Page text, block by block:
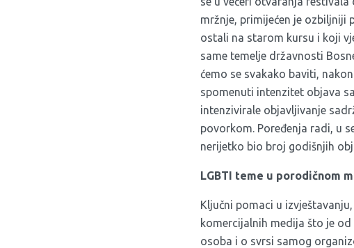
mržnje, primijećen je ozbiljniji
ostali na starom kursu i koji
same temelje državnosti
ćemo se svakako baviti,
spomenuti intenzitet objava
intenzivirale objavljivanje
povorkom. Poređenja radi, u
nerijetko bio broj godišnjih
LGBTI teme u porodičnom
Ključni pomaci u
komercijalnih medija što je
osoba i o svrsi samog